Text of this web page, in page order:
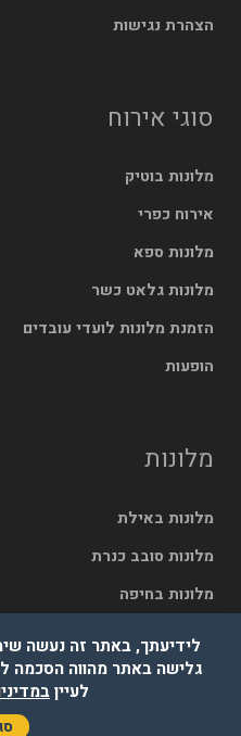
הצהרת נגישות
סוגי אירוח
מלונות בוטיק
אירוח כפרי
מלונות ספא
מלונות גלאט כשר
הזמנת מלונות לועדי עובדים
הופעות
מלונות
מלונות באילת
מלונות סובב כנרת
מלונות בחיפה
מלונות בתל אביב
© בייטק תקשורת בע"מ - כל הזכויות
גלישה באתר מהווה הסכמה
לעיין